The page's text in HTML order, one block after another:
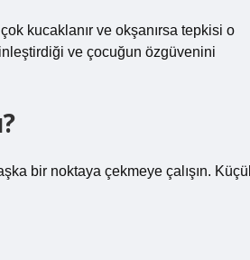
kucaklanır ve okşanırsa tepkisi o
ve çocuğun özgüvenini
bir noktaya çekmeye çalışın.